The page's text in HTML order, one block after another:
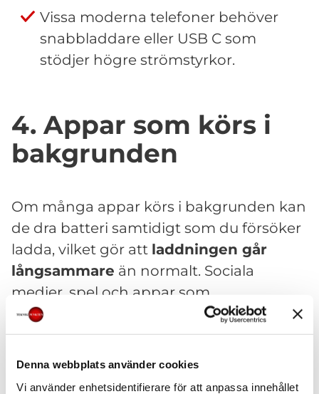
Denna webbplats använder cookies
Vi använder enhetsidentifierare för att anpassa innehållet
Vissa moderna telefoner behöver
snabbladdare eller USB C som
stödjer högre strömstyrkor.
4. Appar som körs i
bakgrunden
Om många appar körs i bakgrunden kan
de dra batteri samtidigt som du försöker
ladda, vilket gör att laddningen går
långsammare än normalt. Sociala
medier, spel och appar som
synkroniserar data kontinuerligt kan
bidra till problemet.
Lösning: